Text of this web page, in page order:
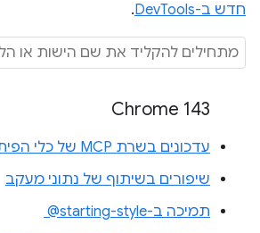
חדש ב-DevTools
.
Chrome 143
עדכונים בשרת MCP של כלי הפיתוח
שיפורים בשיתוף של נתוני מעקב
תמיכה ב-‎ @starting-style